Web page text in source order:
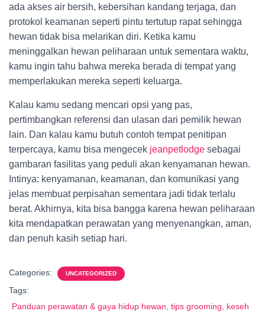
ada akses air bersih, kebersihan kandang terjaga, dan
protokol keamanan seperti pintu tertutup rapat sehingga
hewan tidak bisa melarikan diri. Ketika kamu
meninggalkan hewan peliharaan untuk sementara waktu,
kamu ingin tahu bahwa mereka berada di tempat yang
memperlakukan mereka seperti keluarga.
Kalau kamu sedang mencari opsi yang pas,
pertimbangkan referensi dan ulasan dari pemilik hewan
lain. Dan kalau kamu butuh contoh tempat penitipan
terpercaya, kamu bisa mengecek jeanpetlodge sebagai
gambaran fasilitas yang peduli akan kenyamanan hewan.
Intinya: kenyamanan, keamanan, dan komunikasi yang
jelas membuat perpisahan sementara jadi tidak terlalu
berat. Akhirnya, kita bisa bangga karena hewan peliharaan
kita mendapatkan perawatan yang menyenangkan, aman,
dan penuh kasih setiap hari.
Categories: UNCATEGORIZED
Tags:
Panduan perawatan & gaya hidup hewan, tips grooming, keseh